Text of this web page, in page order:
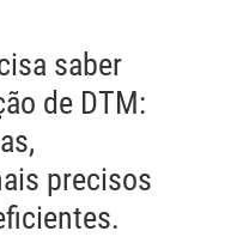
saber
de DTM:
precisos